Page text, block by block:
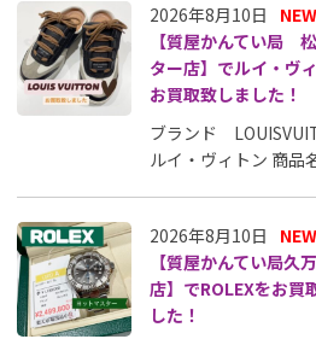
2026年8月10日
NEW
【質屋かんてい局
ター店】でルイ・ヴ
お買取致しました！
ブランド
ルイ・ヴィトン 商品
2026年8月10日
NEW
【質屋かんてい局久
店】でROLEXをお買
した！